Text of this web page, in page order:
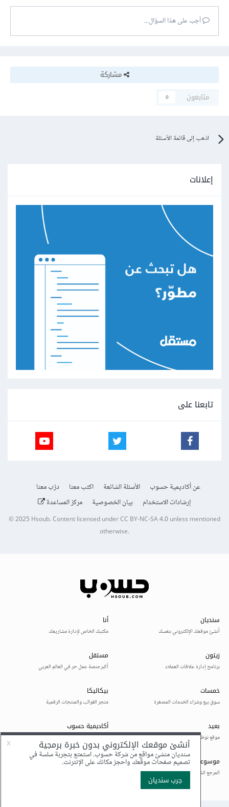
أجب على هذا السؤال...
مشاركة
متابعون
0
اذهب إلى قائمة الأسئلة
إعلانات
تابعنا على
عن أكاديمية حسوب الأسئلة الشائعة اكتب معنا
درّب معنا
إرشادات الاستخدام
بيان الخصوصية مركز المساعدة
© 2025Hsoub.Content licensed underCC BY-NC-SA 4.0unless mentioned
otherwise.